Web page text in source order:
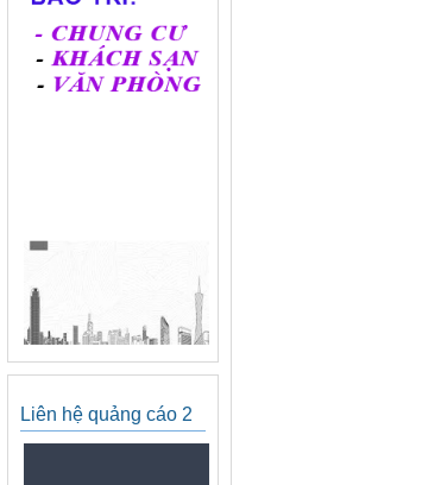
Liên hệ quảng cáo 2